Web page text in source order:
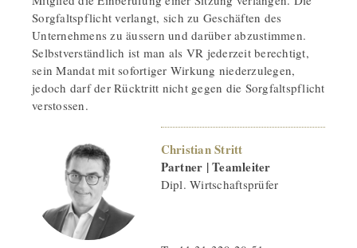
Sorgfaltspflicht verlangt, sich zu Geschäften des
Unternehmens zu äussern und darüber abzustimmen.
Selbstverständlich ist man als VR jederzeit berechtigt,
sein Mandat mit sofortiger Wirkung niederzulegen,
jedoch darf der Rücktritt nicht gegen die Sorgfaltspflicht
verstossen.
Christian Stritt
Partner | Teamleiter
Dipl. Wirtschaftsprüfer